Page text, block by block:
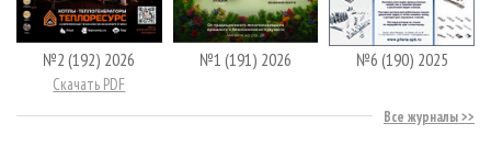
№2 (192) 2026
Скачать PDF
№1 (191) 2026 №6 (190) 2025
Все журналы